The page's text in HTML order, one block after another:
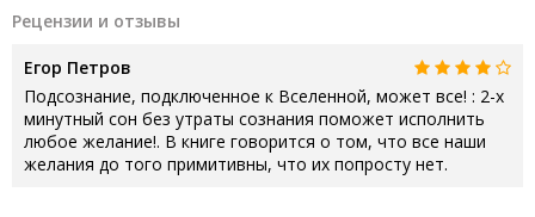
Рецензии и отзывы
Егор Петров
Подсознание, подключенное к Вселенной, может все! : 2-х
минутный сон без утраты сознания поможет исполнить
любое желание!. В книге говорится о том, что все наши
желания до того примитивны, что их попросту нет.